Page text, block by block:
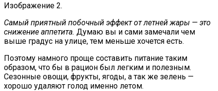
Изображение 2.
Самый приятный побочный эффект от летней жары — это
снижение аппетита. Думаю вы и сами замечали чем
выше градус на улице, тем меньше хочется есть.
Поэтому намного проще составить питание таким
образом, что бы в рацион был легким и полезным.
Сезонные овощи, фрукты, ягоды, а так же зелень —
хорошо удаляют голод именно летом.